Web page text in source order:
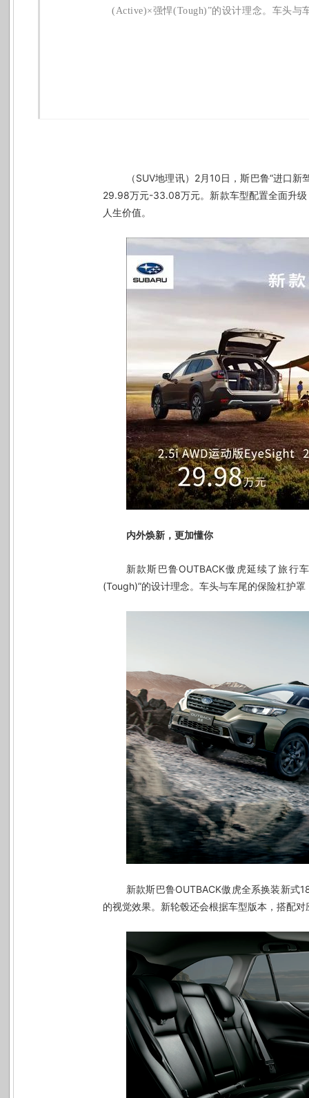
(Active)×强悍(Tough)”的设计理念。车头与
（SUV地理讯）2月 10日，斯巴鲁“进口新
29.98万元-33.08万元。新款车型配置全面升
人生价值。
内外焕新，更加懂你
新款斯巴鲁OUTBACK傲虎延续了旅行
(Tough)”的设计理念。 车头与车尾的保险杠护
新款斯巴鲁OUTBACK傲虎全系换装新式
的视觉效果。 新轮毂还会根据车型版本，搭配